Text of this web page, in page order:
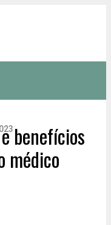
benefícios
médico